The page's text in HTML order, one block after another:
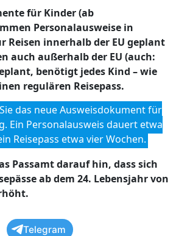
für Kinder (ab
Personalausweise in
Reisen innerhalb der EU geplant
auch außerhalb der EU (auch:
benötigt jedes Kind – wie
regulären Reisepass.
das neue Ausweisdokument für
Ein Personalausweis dauert etwa
Reisepass etwa vier Wochen.
Passamt darauf hin, dass sich
ab dem 24. Lebensjahr von
Telegram